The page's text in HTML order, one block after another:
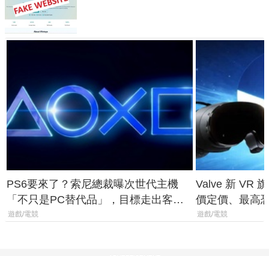
PS6要來了？索尼總裁曝次世代主機
「不只是PC替代品」，目標走出客
廳、進軍電競桌面
遊戲/電競
Valve 新 VR
價定價、最高
遊戲/電競